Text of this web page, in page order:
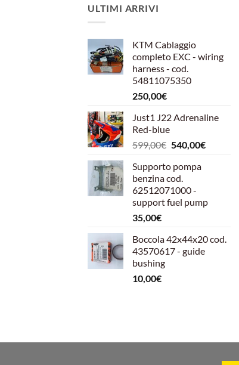
ULTIMI ARRIVI
KTM Cablaggio
completo EXC - wiring
harness - cod.
54811075350
250,00€
Just1 J22 Adrenaline
Red-blue
599,00€ Il
originale
era:
599,00€.
540,00€Il
Supporto pompa
benzina cod.
62512071000 -
support fuel pump
35,00€
Boccola 42x44x20 cod.
43570617 - guide
bushing
10,00€